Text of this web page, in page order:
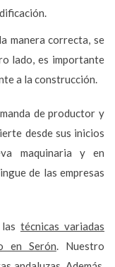
manera correcta, se
lado, es importante
a la construcción.
de productor y
desde sus inicios
maquinaria y en
de las empresas
técnicas variadas
en Serón. Nuestro